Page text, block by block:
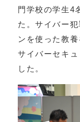
門学校の学生4
た。サイバー
ンを使った教
サイバーセキ
した。